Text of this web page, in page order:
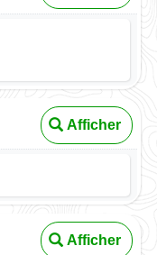
Afficher
Afficher